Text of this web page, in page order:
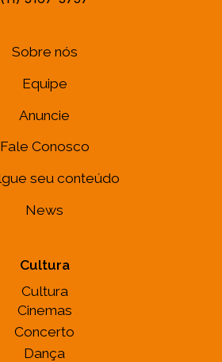
Sobre nós
Equipe
Anuncie
Fale Conosco
seu conteúdo
News
Cultura
Cultura
Cinemas
Concerto
Dança